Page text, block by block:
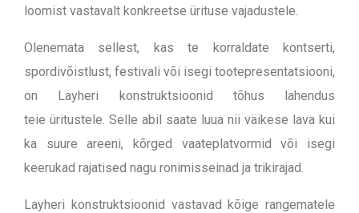
loomist vastavalt konkreetse ürituse vajadustele.
Olenemata sellest, kas te korraldate kontserti,
spordivõistlust, festivali või isegi tootepresentatsiooni,
on Layheri konstruktsioonid tõhus lahendus
teie üritustele. Selle abil saate luua nii väikese lava kui
ka suure areeni, kõrged vaateplatvormid või isegi
keerukad rajatised nagu ronimisseinad ja trikirajad.
Layheri konstruktsioonid vastavad kõige rangematele